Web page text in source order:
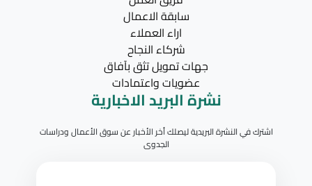
سابقة الاعمال
اراء العملاء
شركاء النجاح
جهات تمويل تثق بآفاق
عضويات واعتمادات
نشرة البريد الاخبارية
اشترك في النشرة البريدية ليصلك أخر الأخبار عن سوق الأعمال ودراسات
الجدوى